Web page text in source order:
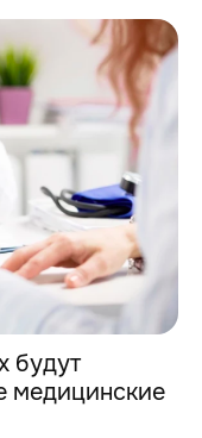
будут
медицинские